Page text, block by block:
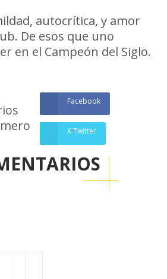
autocrítica, y amor
De esos que uno
en el Campeón del Siglo.
Facebook
X Twitter